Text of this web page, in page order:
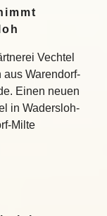
Vechtel
aus Warendorf-
Einen neuen
in Wadersloh-
Milte